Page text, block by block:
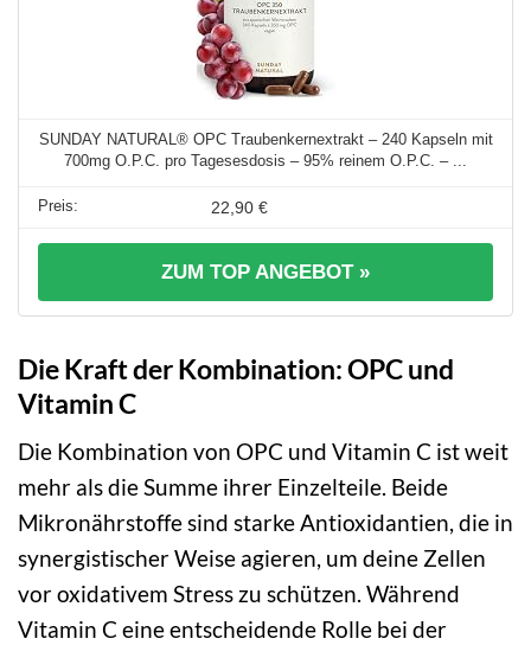
SUNDAY NATURAL® OPC Traubenkernextrakt – 240 Kapseln mit
700mg O.P.C. pro Tagesesdosis – 95% reinem O.P.C. – ...
22,90 €
ZUM TOP ANGEBOT »
Die Kraft der Kombination: OPC und
Vitamin C
Die Kombination von OPC und Vitamin C ist weit
mehr als die Summe ihrer Einzelteile. Beide
Mikronährstoffe sind starke Antioxidantien, die in
synergistischer Weise agieren, um deine Zellen
vor oxidativem Stress zu schützen. Während
Vitamin C eine entscheidende Rolle bei der